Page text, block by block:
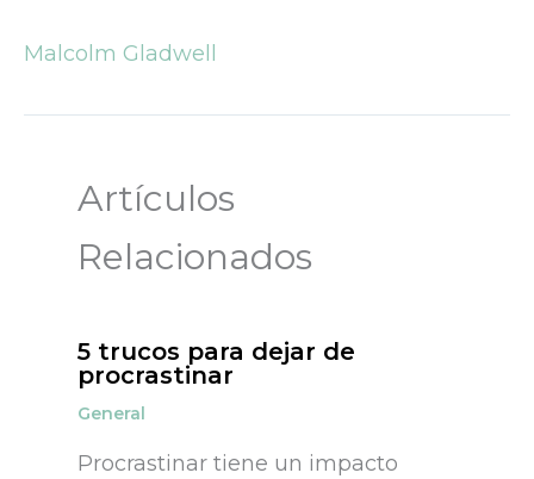
Malcolm Gladwell
Artículos
Relacionados
5 trucos para dejar de
procrastinar
General
Procrastinar tiene un impacto